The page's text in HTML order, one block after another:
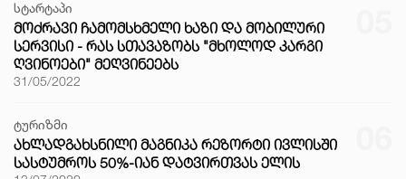
სტარტაპი
ᲛᲝᲫᲠᲐᲕᲘ ᲩᲐᲛᲝᲛᲡᲮᲛᲔᲚᲘ ᲮᲐᲖᲘ ᲓᲐ ᲛᲝᲑᲘᲚᲣᲠᲘ
ᲡᲔᲠᲕᲘᲡᲘ - ᲠᲐᲡ ᲡᲗᲐᲕᲐᲖᲝᲑᲡ "ᲛᲮᲝᲚᲝᲓ ᲙᲐᲠᲒᲘ
ᲦᲕᲘᲜᲝᲔᲑᲘ" ᲛᲔᲦᲕᲘᲜᲔᲔᲑᲡ
31/05/2022
ტურიზმი
ᲐᲮᲚᲐᲓᲒᲐᲮᲡᲜᲘᲚᲘ ᲛᲐᲒᲜᲘᲙᲐ ᲠᲔᲖᲝᲠᲢᲘ ᲘᲕᲚᲘᲡᲨᲘ
ᲡᲐᲡᲢᲣᲛᲠᲝᲡ 50%-ᲘᲐᲜ ᲓᲐᲢᲕᲘᲠᲗᲕᲐᲡ ᲔᲚᲘᲡ